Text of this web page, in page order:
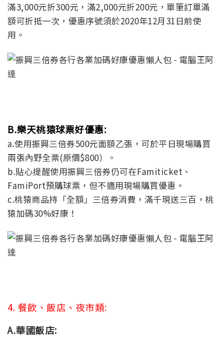
滿3,000元折300元，滿2,000元折200元，單筆訂單滿
額可折抵一次，優惠序號須於2020年12月31日前使
用。
B.樂天桃猿球票好優惠:
a.使用振興三倍券500元面額乙張，可於平日現場購買
兩張內野全票(原價$800）。
b.貼心提醒使用振興三倍券仍可在Famiticket、
FamiPort預購球票，但不適用現場購買優惠。
c.桃猿商品持「全額」三倍券消費，滿千現送三百，桃
猿加碼30%好康！
4. 餐飲、飯店、夜市類:
A.華國飯店: